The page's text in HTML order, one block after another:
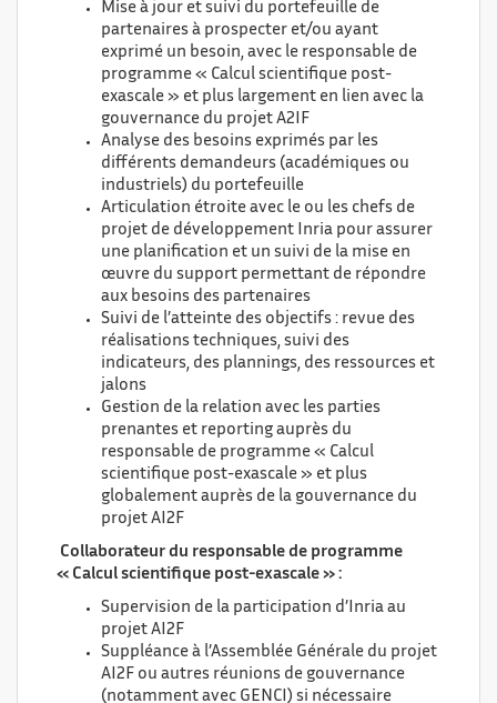
Mise à jour et suivi du portefeuille de
partenaires à prospecter et/ou ayant
exprimé un besoin, avec le responsable de
programme « Calcul scientifique post-
exascale » et plus largement en lien avec la
gouvernance du projet A2IF
Analyse des besoins exprimés par les
différents demandeurs (académiques ou
industriels) du portefeuille
Articulation étroite avec le ou les chefs de
projet de développement Inria pour assurer
une planification et un suivi de la mise en
œuvre du support permettant de répondre
aux besoins des partenaires
Suivi de l’atteinte des objectifs : revue des
réalisations techniques, suivi des
indicateurs, des plannings, des ressources et
jalons
Gestion de la relation avec les parties
prenantes et reporting auprès du
responsable de programme « Calcul
scientifique post-exascale » et plus
globalement auprès de la gouvernance du
projet AI2F
Collaborateur du responsable de programme
« Calcul scientifique post-exascale » :
Supervision de la participation d’Inria au
projet AI2F
Suppléance à l’Assemblée Générale du projet
AI2F ou autres réunions de gouvernance
(notamment avec GENCI) si nécessaire